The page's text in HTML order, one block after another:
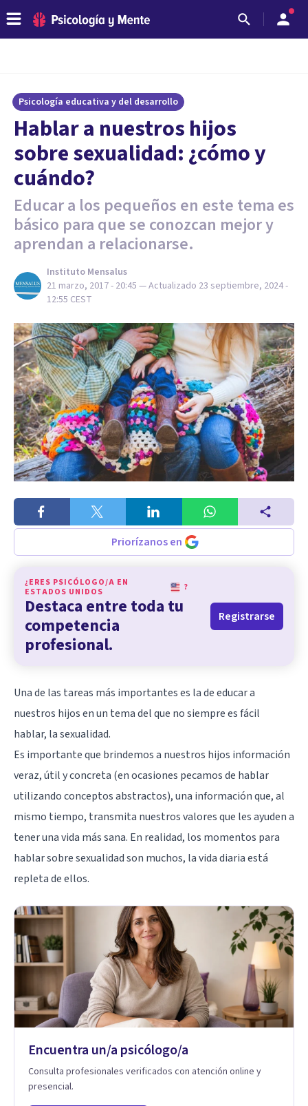
Psicología educativa y del desarrollo
Hablar a nuestros hijos
sobre sexualidad: ¿cómo y
cuándo?
Educar a los pequeños en este tema es
básico para que se conozcan mejor y
aprendan a relacionarse.
Instituto Mensalus
21 marzo, 2017 - 20:45 — Actualizado 23 septiembre, 2024 -
12:55 CEST
Priorízanos en
¿ERES PSICÓLOGO/A EN
ESTADOS UNIDOS
?
Destaca entre toda tu
competencia
profesional.
Registrarse
Una de las tareas más importantes es la de educar a
nuestros hijos en un tema del que no siempre es fácil
hablar, la sexualidad.
Es importante que brindemos a nuestros hijos información
veraz, útil y concreta (en ocasiones pecamos de hablar
utilizando conceptos abstractos), una información que, al
mismo tiempo, transmita nuestros valores que les ayuden a
tener una vida más sana. En realidad, los momentos para
hablar sobre sexualidad son muchos, la vida diaria está
repleta de ellos.
Encuentra un/a psicólogo/a
Consulta profesionales verificados con atención online y
presencial.